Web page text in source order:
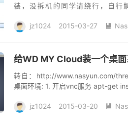
装，没拆机的同学请绕行，自行
jz1024 2015-03-27  Nas
给WD MY Cloud装一个桌
转自：http://www.nasyun.com/
桌面环境: 1. 开启vnc服务 apt-get
jz1024 2015-03-20  Nas